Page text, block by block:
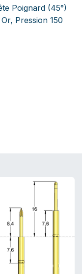
Poignard (45°)
Pression 150